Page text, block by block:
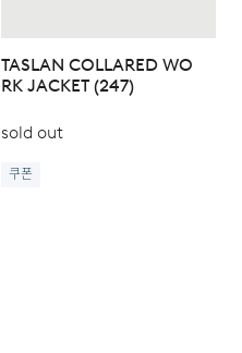
TASLAN COLLARED WO
RK JACKET (247)
sold out
쿠폰